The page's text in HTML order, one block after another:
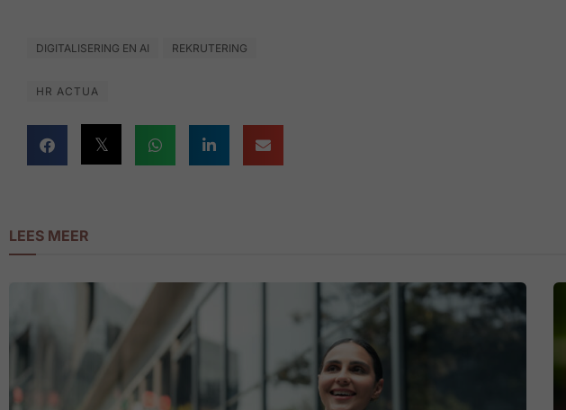
DIGITALISERING EN AI REKRUTERING
HR ACTUA
LEES MEER